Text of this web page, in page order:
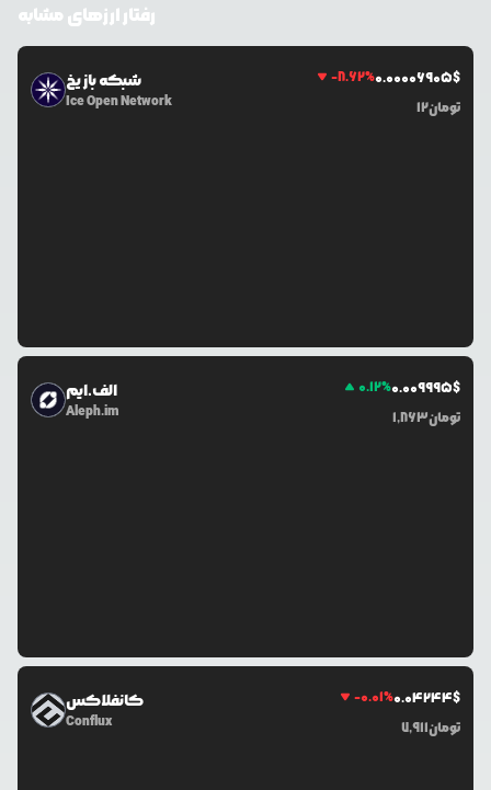
رفتار ارزهای مشابه
شبکه باز یخ
Ice Open Network
-8.62%0.00006905$
12تومان
الف.ایم
Aleph.im
0.12%0.009995$
1,863تومان
کانفلاکس
Conflux
-0.01%0.04244$
7,911تومان